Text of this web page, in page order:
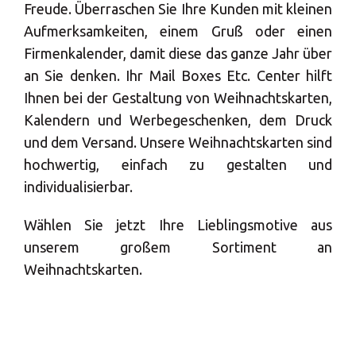
Marketinglösungen
ALLE
LÖSUNGEN
Postservices
LÖSUNGEN
Freude. Überraschen Sie Ihre Kunden mit kleinen
Aufmerksamkeiten, einem Gruß oder einen
Firmenkalender, damit diese das ganze Jahr über
an Sie denken. Ihr Mail Boxes Etc. Center hilft
Ihnen bei der Gestaltung von Weihnachtskarten,
Kalendern und Werbegeschenken, dem Druck
und dem Versand. Unsere Weihnachtskarten sind
hochwertig, einfach zu gestalten und
individualisierbar.
Wählen Sie jetzt Ihre Lieblingsmotive aus
unserem großem Sortiment an
Weihnachtskarten.